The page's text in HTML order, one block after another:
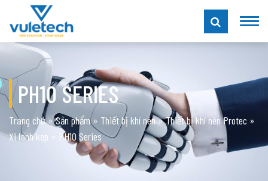
PH10 SERIES
Trang chủ»Sản phẩm» Thiết bị khí nén»Thiết bị khí nén Protec »
Xi lanh kẹp » PH10 Series